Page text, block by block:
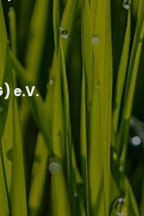
e.V.